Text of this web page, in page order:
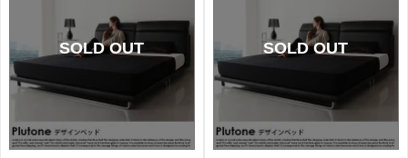
SOLD OUT SOLD OUT